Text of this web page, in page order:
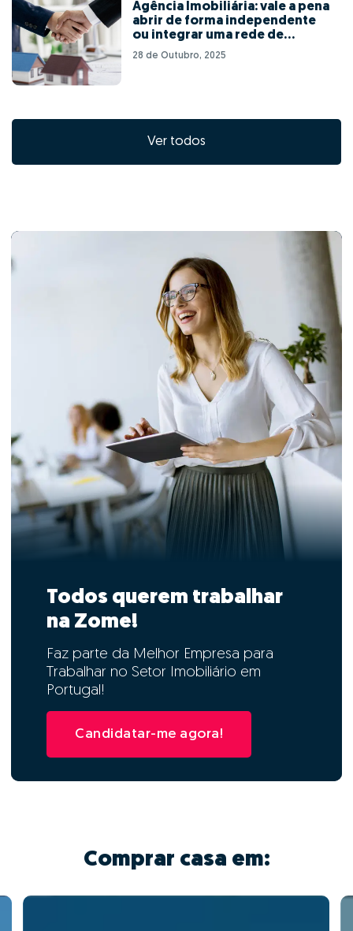
Agência Imobiliária: vale a pena
abrir de forma independente
ou integrar uma rede de
franchising?
28 de Outubro, 2025
Ver todos
Todos querem trabalhar
na Zome!
Faz parte da Melhor Empresa para
Trabalhar no Setor Imobiliário em
Portugal!
Candidatar-me agora!
Comprar casa em: